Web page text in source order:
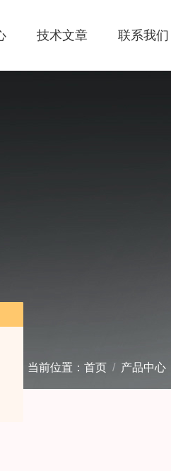
技术文章 联系我们
当前位置： 首页 / 产品中心